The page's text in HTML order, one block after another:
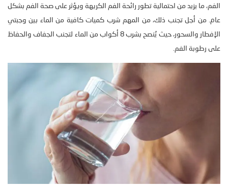
الفم، ما يزيد من احتمالية تطور رائحة الفم الكريهة ويؤثر على صحة الفم بشكل
عام. من أجل تجنب ذلك، من المهم شرب كميات كافية من الماء بين وجبتي
الإفطار والسحور، حيث يُنصح بشرب 8 أكواب من الماء لتجنب الجفاف والحفاظ
على رطوبة الفم.